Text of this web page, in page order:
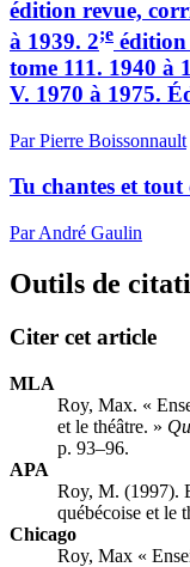
édition revue,
à 1939. 2;e édition
tome 111. 1940 à
V. 1970 à 1975.
Par Pierre Boissonnault
Tu chantes et
Par André Gaulin
Outils de
Citer cet article
MLA
Roy, Max. «
et le théâtre. »
p. 93–96.
APA
Roy, M. (1997).
québécoise et le
Chicago
Roy, Max «